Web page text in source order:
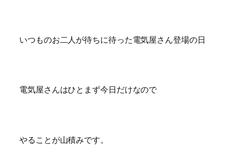
いつものお二人が待ちに待った電気屋さん登場の日
電気屋さんはひとまず今日だけなので
やることが山積みです。